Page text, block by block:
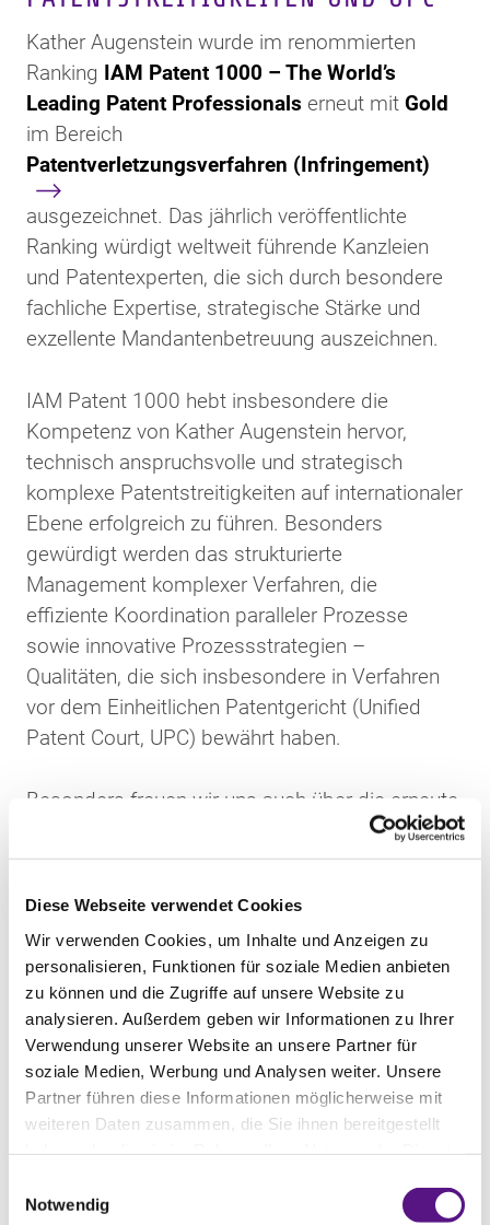
Diese Webseite verwendet Cookies
Wir verwenden Cookies, um Inhalte und Anzeigen zu
personalisieren, Funktionen für soziale Medien anbieten
zu können und die Zugriffe auf unsere Website zu
analysieren. Außerdem geben wir Informationen zu Ihrer
Verwendung unserer Website an unsere Partner für
soziale Medien, Werbung und Analysen weiter. Unsere
Partner führen diese Informationen möglicherweise mit
weiteren Daten zusammen, die Sie ihnen bereitgestellt
Notwendig
Kather Augenstein wurde im renommierten
Ranking IAM Patent 1000 – The World’s
Leading Patent Professionals erneut mit Gold
im Bereich
Patentverletzungsverfahren (Infringement)
ausgezeichnet. Das jährlich veröffentlichte
Ranking würdigt weltweit führende Kanzleien
und Patentexperten, die sich durch besondere
fachliche Expertise, strategische Stärke und
exzellente Mandantenbetreuung auszeichnen.
IAM Patent 1000 hebt insbesondere die
Kompetenz von Kather Augenstein hervor,
technisch anspruchsvolle und strategisch
komplexe Patentstreitigkeiten auf internationaler
Ebene erfolgreich zu führen. Besonders
gewürdigt werden das strukturierte
Management komplexer Verfahren, die
effiziente Koordination paralleler Prozesse
sowie innovative Prozessstrategien –
Qualitäten, die sich insbesondere in Verfahren
vor dem Einheitlichen Patentgericht (Unified
Patent Court, UPC) bewährt haben.
Besonders freuen wir uns auch über die erneute
individuelle Anerkennung mehrerer Kolleginnen
und Kollegen im IAM Patent 1000. Die
Teams:
Gold Tier – Recommended Individuals:
Christof Augenstein
,Miriam Kiefer
Christopher Weber
undPeter Kather
Bronze Tier – Recommended Individual:
Sören Dahm
Benjamin Pesch
Carsten Plaga